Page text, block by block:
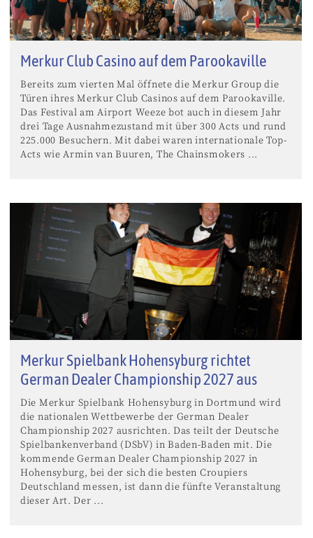
Merkur Club Casino auf dem Parookaville
Bereits zum vierten Mal öffnete die Merkur Group die
Türen ihres Merkur Club Casinos auf dem Parookaville.
Das Festival am Airport Weeze bot auch in diesem Jahr
drei Tage Ausnahmezustand mit über 300 Acts und rund
225.000 Besuchern. Mit dabei waren internationale Top-
Acts wie Armin van Buuren, The Chainsmokers ...
Merkur Spielbank Hohensyburg richtet
German Dealer Championship 2027 aus
Die Merkur Spielbank Hohensyburg in Dortmund wird
die nationalen Wettbewerbe der German Dealer
Championship 2027 ausrichten. Das teilt der Deutsche
Spielbankenverband (DSbV) in Baden-Baden mit. Die
kommende German Dealer Championship 2027 in
Hohensyburg, bei der sich die besten Croupiers
Deutschland messen, ist dann die fünfte Veranstaltung
dieser Art. Der ...